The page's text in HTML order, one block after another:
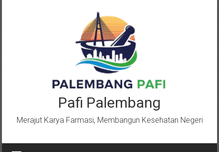
Pafi Palembang
Merajut Karya Farmasi, Membangun Kesehatan Negeri